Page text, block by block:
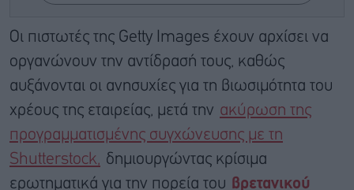
Οι πιστωτές της Getty Images έχουν αρχίσει να
οργανώνουν την αντίδρασή τους, καθώς
αυξάνονται οι ανησυχίες για τη βιωσιμότητα του
χρέους της εταιρείας, μετά την ακύρωση της
προγραμματισμένης συγχώνευσης με τη
Shutterstock, δημιουργώντας κρίσιμα
ερωτηματικά για την πορεία του
βρετανικού